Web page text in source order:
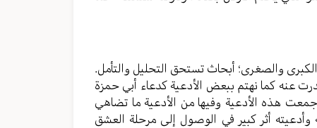
والصغرى؛ أبحاث تستحق التحليل والتأمل.
عنه كما نهتم ببعض الأدعية كدعاء أبي حمزة
هذه الأدعية وفيها من الأدعية ما تضاهي
أثر كبير في الوصول إلى مرحلة العشق